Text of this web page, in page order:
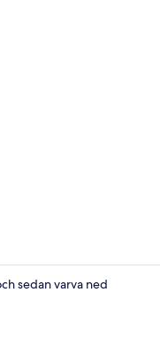
sedan varva ned